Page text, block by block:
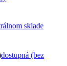
sklade
dostupná (bez